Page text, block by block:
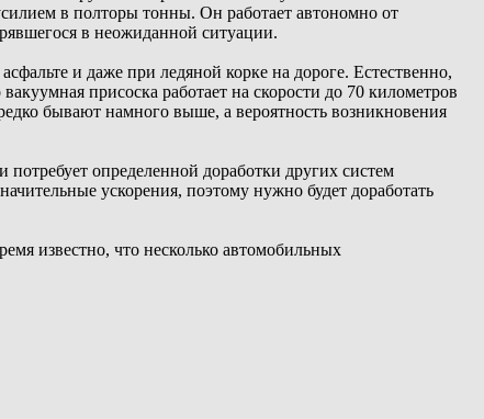
в полторы тонны. Он работает автономно от
в неожиданной ситуации.
и даже при ледяной корке на дороге. Естественно,
присоска работает на скорости до 70 километров
бывают намного выше, а вероятность возникновения
определенной доработки других систем
ускорения, поэтому нужно будет доработать
известно, что несколько автомобильных